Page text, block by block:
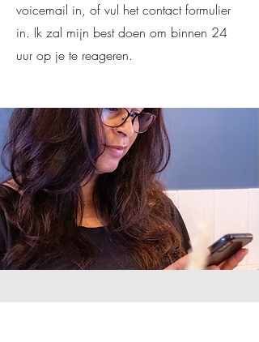
voicemail in, of vul het contact formulier
in. Ik zal mijn best doen om binnen 24
uur op je te reageren.